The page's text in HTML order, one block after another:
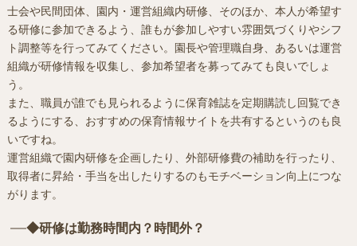
士会や民間団体、園内・運営組織内研修、そのほか、本人が希望す
る研修に参加できるよう、誰もが参加しやすい雰囲気づくりやシフ
ト調整等を行ってみてください。園長や管理職自身、あるいは運営
組織が研修情報を収集し、参加希望者を募ってみても良いでしょ
う。
また、職員が誰でも見られるように保育雑誌を定期購読し回覧でき
るようにする、おすすめの保育情報サイトを共有するというのも良
いですね。
運営組織で園内研修を企画したり、外部研修費の補助を行ったり、
取得者に昇給・手当を出したりするのもモチベーション向上につな
がります。
◆研修は勤務時間内？時間外？